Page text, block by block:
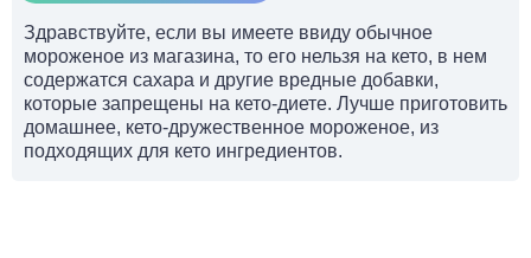
Здравствуйте, если вы имеете ввиду обычное
мороженое из магазина, то его нельзя на кето, в нем
содержатся сахара и другие вредные добавки,
которые запрещены на кето-диете. Лучше приготовить
домашнее, кето-дружественное мороженое, из
подходящих для кето ингредиентов.